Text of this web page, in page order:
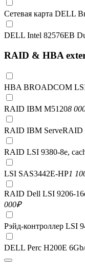
Сетевая карта DELL
DELL Intel 82576EB
RAID & HBA
HBA BROADCOM
RAID IBM M51208
RAID IBM ServeRAID
RAID LSI 9380-8e,
LSI SAS3442E-HP1
RAID Dell LSI 9206-
000₽
Рэйд-контроллер LSI
DELL Perc H200E